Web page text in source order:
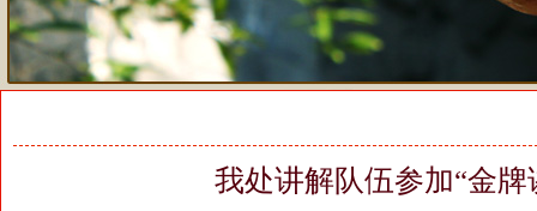
我处讲解队伍参加“金